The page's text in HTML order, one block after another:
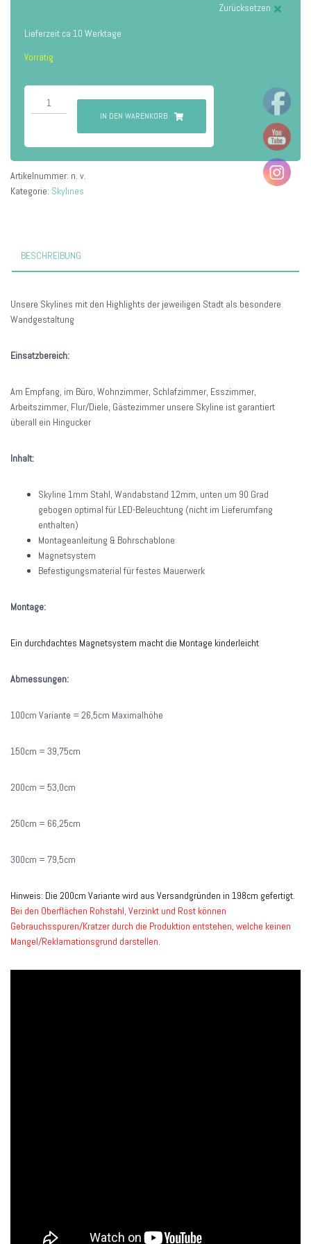
Zurücksetzen
Lieferzeit ca 10 Werktage
Vorrätig
Berlin
Menge
IN DEN WARENKORB
Artikelnummer: n. v.
Kategorie: Skylines
BESCHREIBUNG
Unsere Skylines mit den Highlights der jeweiligen Stadt als besondere
Wandgestaltung
Einsatzbereich:
Am Empfang, im Büro, Wohnzimmer, Schlafzimmer, Esszimmer,
Arbeitszimmer, Flur/Diele, Gästezimmer unsere Skyline ist garantiert
überall ein Hingucker
Inhalt:
Skyline 1mm Stahl, Wandabstand 12mm, unten um 90 Grad
gebogen optimal für LED-Beleuchtung (nicht im Lieferumfang
enthalten)
Montageanleitung & Bohrschablone
Magnetsystem
Befestigungsmaterial für festes Mauerwerk
Montage:
Ein durchdachtes Magnetsystem macht die Montage kinderleicht
Abmessungen:
100cm Variante = 26,5cm Maximalhöhe
150cm = 39,75cm
200cm = 53,0cm
250cm = 66,25cm
300cm = 79,5cm
Hinweis: Die 200cm Variante wird aus Versandgründen in 198cm gefertigt.
Bei den Oberflächen Rohstahl, Verzinkt und Rost können
Gebrauchsspuren/Kratzer durch die Produktion entstehen, welche keinen
Mangel/Reklamationsgrund darstellen.